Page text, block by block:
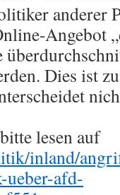
anderer
Angebot
Dies ist
lesen auf
inland/
ueber-afd-